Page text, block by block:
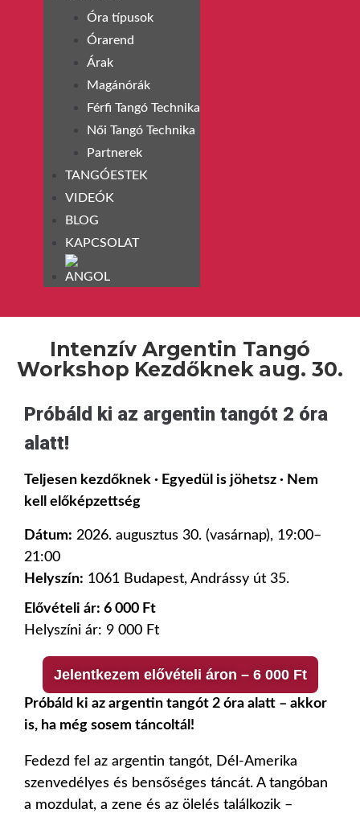
Óra típusok
Órarend
Árak
Magánórák
Férfi Tangó Technika
Női Tangó Technika
Partnerek
TANGÓESTEK
VIDEÓK
BLOG
KAPCSOLAT
Intenzív Argentin Tangó
Workshop Kezdőknek aug. 30.
Próbáld ki az argentin tangót 2 óra
alatt!
Teljesen kezdőknek · Egyedül is jöhetsz · Nem
kell előképzettség
Dátum: 2026. augusztus 30. (vasárnap), 19:00–
21:00
Helyszín: 1061 Budapest, Andrássy út 35.
Elővételi ár: 6 000 Ft
Helyszíni ár: 9 000 Ft
Jelentkezem elővételi áron – 6 000 Ft
Próbáld ki az argentin tangót 2 óra alatt – akkor
is, ha még sosem táncoltál!
Fedezd fel az argentin tangót, Dél-Amerika
szenvedélyes és bensőséges táncát. A tangóban
a mozdulat, a zene és az ölelés találkozik –